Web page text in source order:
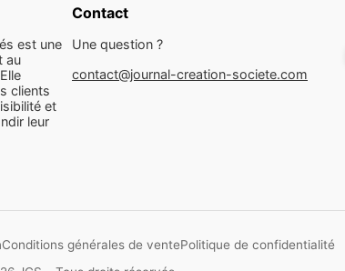
est une
au
clients
et
leur
Contact
Une question ?
contact@journal-creation-societe.com
Conditions générales de ventePolitique de confidentialité